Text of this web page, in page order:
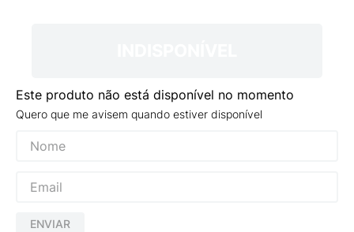
Este produto não está disponível no momento
Quero que me avisem quando estiver disponível
ENVIAR